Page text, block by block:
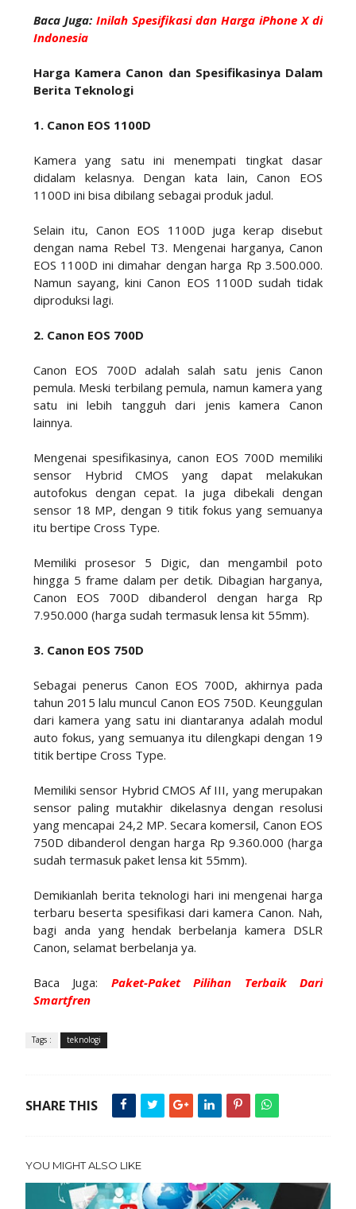
Baca Juga: Inilah Spesifikasi dan Harga iPhone X di
Indonesia
Harga Kamera Canon dan Spesifikasinya Dalam
Berita Teknologi
1. Canon EOS 1100D
Kamera yang satu ini menempati tingkat dasar
didalam kelasnya. Dengan kata lain, Canon EOS
1100D ini bisa dibilang sebagai produk jadul.
Selain itu, Canon EOS 1100D juga kerap disebut
dengan nama Rebel T3. Mengenai harganya, Canon
EOS 1100D ini dimahar dengan harga Rp 3.500.000.
Namun sayang, kini Canon EOS 1100D sudah tidak
diproduksi lagi.
2. Canon EOS 700D
Canon EOS 700D adalah salah satu jenis Canon
pemula. Meski terbilang pemula, namun kamera yang
satu ini lebih tangguh dari jenis kamera Canon
lainnya.
Mengenai spesifikasinya, canon EOS 700D memiliki
sensor Hybrid CMOS yang dapat melakukan
autofokus dengan cepat. Ia juga dibekali dengan
sensor 18 MP, dengan 9 titik fokus yang semuanya
itu bertipe Cross Type.
Memiliki prosesor 5 Digic, dan mengambil poto
hingga 5 frame dalam per detik. Dibagian harganya,
Canon EOS 700D dibanderol dengan harga Rp
7.950.000 (harga sudah termasuk lensa kit 55mm).
3. Canon EOS 750D
Sebagai penerus Canon EOS 700D, akhirnya pada
tahun 2015 lalu muncul Canon EOS 750D. Keunggulan
dari kamera yang satu ini diantaranya adalah modul
auto fokus, yang semuanya itu dilengkapi dengan 19
titik bertipe Cross Type.
Memiliki sensor Hybrid CMOS Af III, yang merupakan
sensor paling mutakhir dikelasnya dengan resolusi
yang mencapai 24,2 MP. Secara komersil, Canon EOS
750D dibanderol dengan harga Rp 9.360.000 (harga
sudah termasuk paket lensa kit 55mm).
Demikianlah berita teknologi hari ini mengenai harga
terbaru beserta spesifikasi dari kamera Canon. Nah,
bagi anda yang hendak berbelanja kamera DSLR
Canon, selamat berbelanja ya.
Baca Juga: Paket-Paket Pilihan Terbaik Dari
Smartfren
Tags : teknologi
SHARE THIS
YOU MIGHT ALSO LIKE